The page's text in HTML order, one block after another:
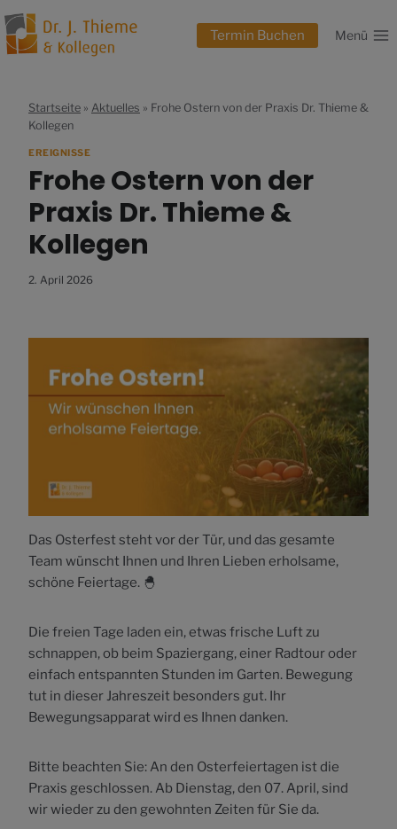
Zum
Inhalt
springen
Termin Buchen Menü
Startseite » Aktuelles » Frohe Ostern von der Praxis Dr. Thieme &
Kollegen
EREIGNISSE
Frohe Ostern von der
Praxis Dr. Thieme &
Kollegen
2. April 2026
Das Osterfest steht vor der Tür, und das gesamte
Team wünscht Ihnen und Ihren Lieben erholsame,
schöne Feiertage. 🐣
Die freien Tage laden ein, etwas frische Luft zu
schnappen, ob beim Spaziergang, einer Radtour oder
einfach entspannten Stunden im Garten. Bewegung
tut in dieser Jahreszeit besonders gut. Ihr
Bewegungsapparat wird es Ihnen danken.
Bitte beachten Sie: An den Osterfeiertagen ist die
Praxis geschlossen. Ab Dienstag, den 07. April, sind
wir wieder zu den gewohnten Zeiten für Sie da.